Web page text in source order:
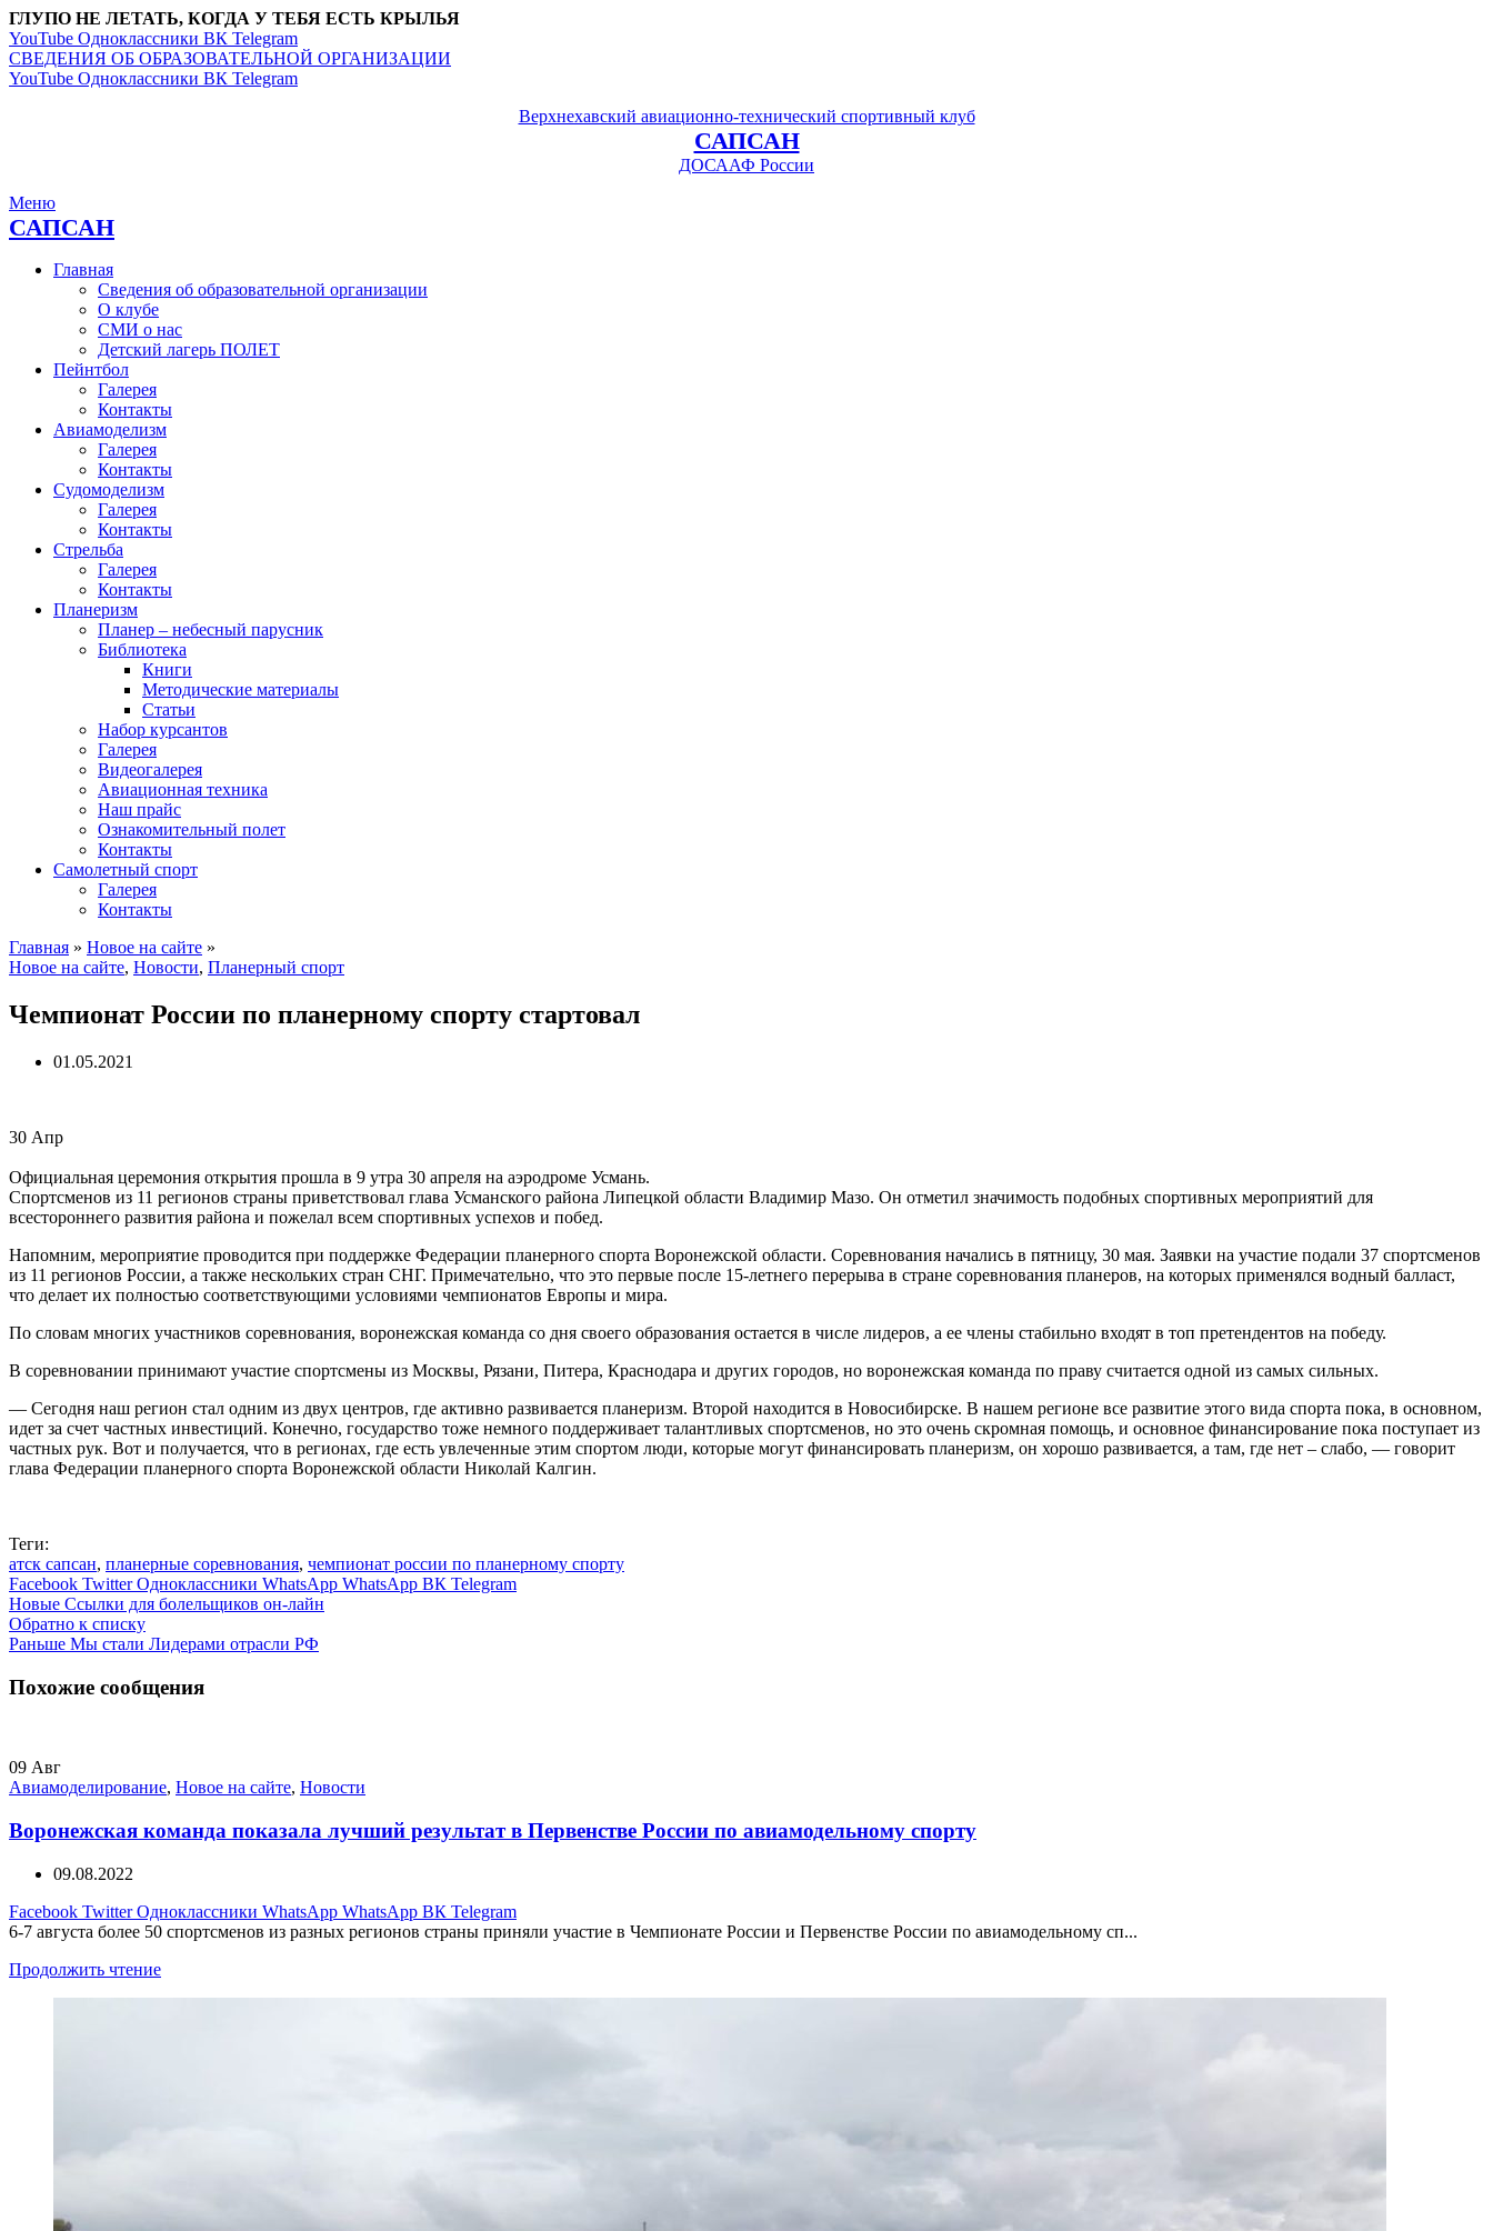
ГЛУПО НЕ ЛЕТАТЬ, КОГДА У ТЕБЯ ЕСТЬ КРЫЛЬЯ
YouTube Одноклассники ВК Telegram
СВЕДЕНИЯ ОБ ОБРАЗОВАТЕЛЬНОЙ ОРГАНИЗАЦИИ
YouTube Одноклассники ВК Telegram
Верхнехавский авиационно-технический спортивный клуб
САПСАН
ДОСААФ России
Меню
САПСАН
Главная
Сведения об образовательной организации
О клубе
СМИ о нас
Детский лагерь ПОЛЕТ
Пейнтбол
Галерея
Контакты
Авиамоделизм
Галерея
Контакты
Судомоделизм
Галерея
Контакты
Стрельба
Галерея
Контакты
Планеризм
Планер – небесный парусник
Библиотека
Книги
Методические материалы
Статьи
Набор курсантов
Галерея
Видеогалерея
Авиационная техника
Наш прайс
Ознакомительный полет
Контакты
Самолетный спорт
Галерея
Контакты
Главная » Новое на сайте »
Новое на сайте, Новости, Планерный спорт
Чемпионат России по планерному спорту стартовал
01.05.2021
30 Апр
Официальная церемония открытия прошла в 9 утра 30 апреля на аэродроме Усмань.
Спортсменов из 11 регионов страны приветствовал глава Усманского района Липецкой области Владимир Мазо. Он отметил значимость подобных спортивных мероприятий для
всестороннего развития района и пожелал всем спортивных успехов и побед.
Напомним, мероприятие проводится при поддержке Федерации планерного спорта Воронежской области. Соревнования начались в пятницу, 30 мая. Заявки на участие подали 37 спортсменов
из 11 регионов России, а также нескольких стран СНГ. Примечательно, что это первые после 15-летнего перерыва в стране соревнования планеров, на которых применялся водный балласт,
что делает их полностью соответствующими условиями чемпионатов Европы и мира.
По словам многих участников соревнования, воронежская команда со дня своего образования остается в числе лидеров, а ее члены стабильно входят в топ претендентов на победу.
В соревновании принимают участие спортсмены из Москвы, Рязани, Питера, Краснодара и других городов, но воронежская команда по праву считается одной из самых сильных.
— Сегодня наш регион стал одним из двух центров, где активно развивается планеризм. Второй находится в Новосибирске. В нашем регионе все развитие этого вида спорта пока, в основном,
идет за счет частных инвестиций. Конечно, государство тоже немного поддерживает талантливых спортсменов, но это очень скромная помощь, и основное финансирование пока поступает из
частных рук. Вот и получается, что в регионах, где есть увлеченные этим спортом люди, которые могут финансировать планеризм, он хорошо развивается, а там, где нет – слабо, — говорит
глава Федерации планерного спорта Воронежской области Николай Калгин.
Теги:
атск сапсан, планерные соревнования, чемпионат россии по планерному спорту
Facebook Twitter Одноклассники WhatsApp WhatsApp ВК Telegram
Новые Ссылки для болельщиков он-лайн
Обратно к списку
Раньше Мы стали Лидерами отрасли РФ
Похожие сообщения
09 Авг
Авиамоделирование, Новое на сайте, Новости
Воронежская команда показала лучший результат в Первенстве России по авиамодельному спорту
09.08.2022
Facebook Twitter Одноклассники WhatsApp WhatsApp ВК Telegram
6-7 августа более 50 спортсменов из разных регионов страны приняли участие в Чемпионате России и Первенстве России по авиамодельному сп...
Продолжить чтение